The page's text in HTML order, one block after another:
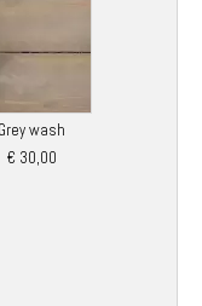
Grey wash
€ 30,00